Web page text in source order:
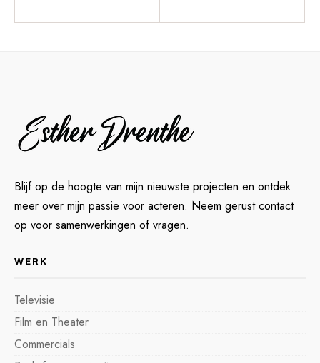
Blijf op de hoogte van mijn nieuwste projecten en ontdek
meer over mijn passie voor acteren. Neem gerust contact
op voor samenwerkingen of vragen.
WERK
Televisie
Film en Theater
Commercials